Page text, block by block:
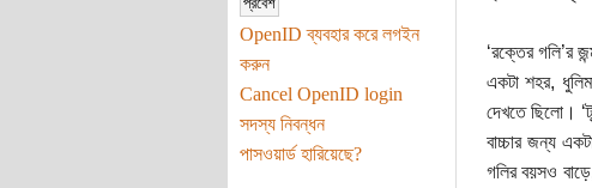
OpenID ব্যবহার করে লগইন
করুন
Cancel OpenID login
সদস্য নিবন্ধন
পাসওয়ার্ড হারিয়েছে?
‘রক্তের গলি’র
একটা শহর,
দেখতে ছিলো।
বাচ্চার জন্য
গলির বয়সও